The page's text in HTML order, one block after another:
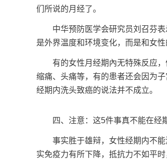
们所说的月经了。
中华预防医学会研究员刘召芬表
是外界温度和环境变化，而是和女性
有的女性月经期內无特殊反应，
缩痛、头痛等，有的患者还会因为
经期内洗头致癌的说法并不成立。
四、注意：这5件事真不能在经
事实胜于雄辩，女性经期内不能
实免疫力有所下降，抵抗力不如平